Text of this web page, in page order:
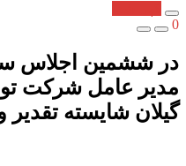
0
در ششمین اجلاس
مدیر عامل شركت
گیلان شایسته تقدیر